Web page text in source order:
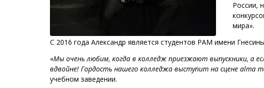
России,
мира».
С 2016 года Александр является студентов РАМ имени
«Мы очень любим, когда в колледж приезжают выпускники, а
вдвойне! Гордость нашего колледжа выступит на сцене alma
учебном заведении.